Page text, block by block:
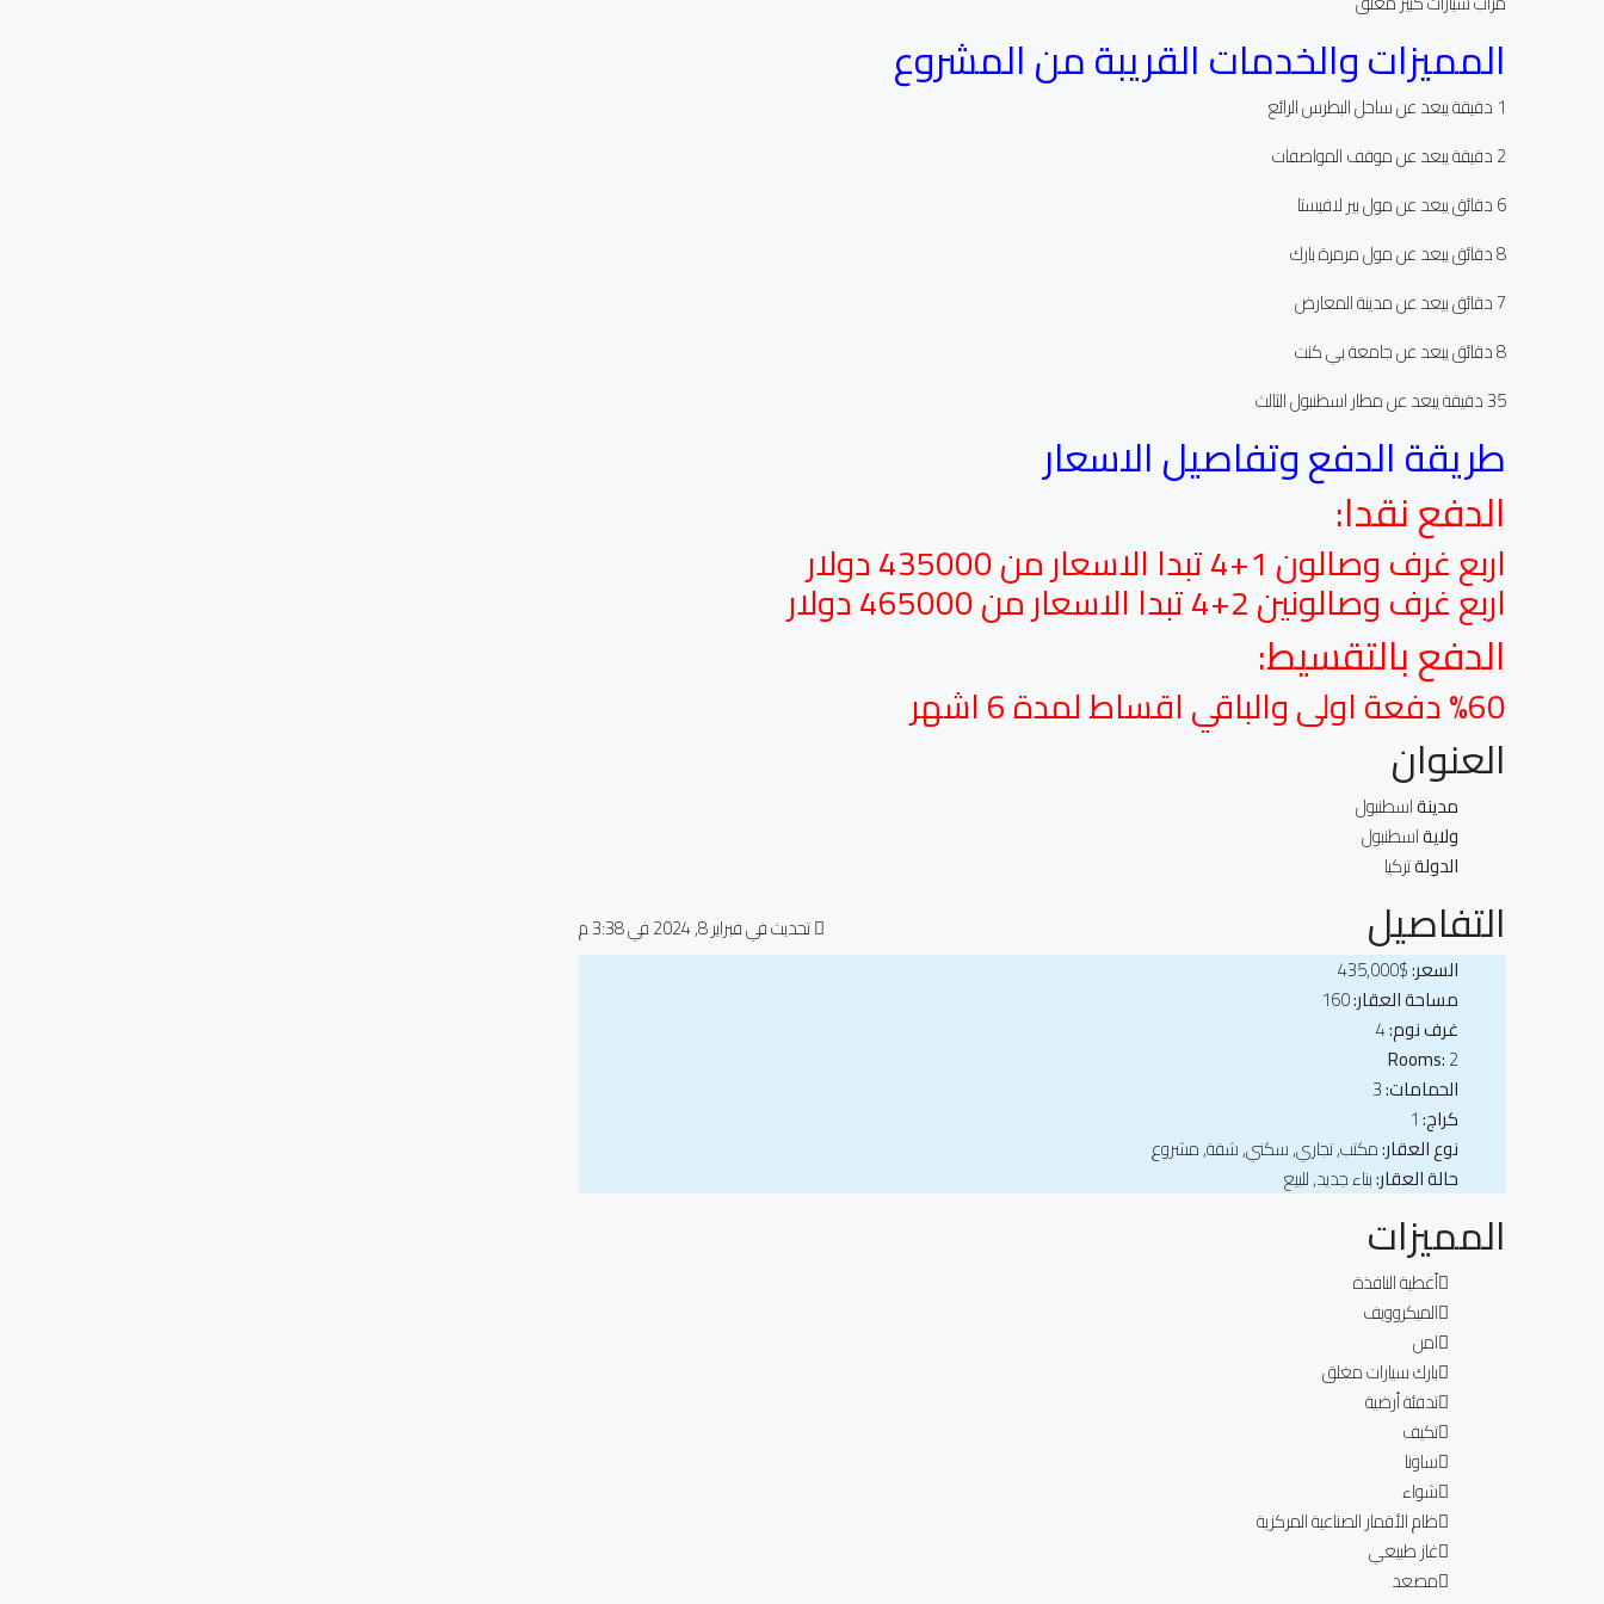
المميزات والخدمات القريبة من المشروع
1 دقيقة يبعد عن ساحل البطرس الرائع
2 دقيقة يبعد عن موقف المواصفات
6 دقائق يبعد عن مول بير لافيستا
8 دقائق يبعد عن مول مرمرة بارك
7 دقائق بيعد عن مدينة المعارض
8 دقائق يبعد عن جامعة بي كنت
35 دقيقة يبعد عن مطار اسطنبول الثالث
طريقة الدفع وتفاصيل الاسعار
الدفع نقدا:
اربع غرف وصالون 1+4 تبدا الاسعار من 435000 دولار
اربع غرف وصالونين 2+4 تبدا الاسعار من 465000 دولار
الدفع بالتقسيط:
%60 دفعة اولى والباقي اقساط لمدة 6 اشهر
العنوان
مدينةاسطنبول
ولايةاسطنبول
الدولةتركيا
التفاصيل
تحديث في فبراير 8, 2024 في 3:38 م
السعر:$435,000
مساحة العقار:160
غرف نوم:4
Rooms:2
الحمامات:3
كراج:1
نوع العقار:مكتب, تجاري, سكني, شقة, مشروع
حالة العقار:بناء جديد, للبيع
المميزات
أغطية النافذة
الميكروويف
امن
بارك سيارات مغلق
تدفئة أرضية
تكيف
ساونا
شواء
ظام الأقمار الصناعية المركزية
غاز طبيعي
مصعد